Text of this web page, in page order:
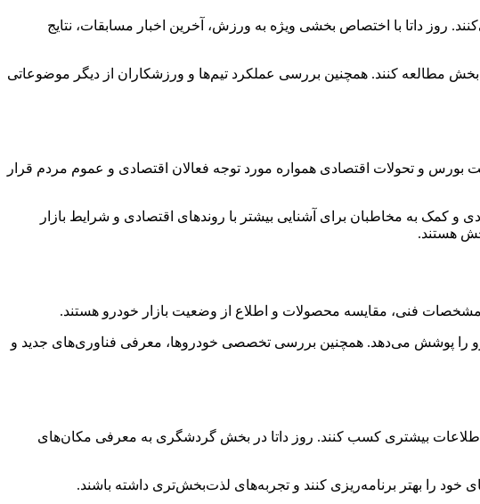
روز داتا با اختصاص بخشی ویژه به ورزش، آخرین اخبار مسابقات، نتایج
بخش مطالعه کنند. همچنین بررسی عملکرد تیم‌ها و ورزشکاران از دیگر موضوعاتی
بورس و تحولات اقتصادی همواره مورد توجه فعالان اقتصادی و عموم مردم قرار
و کمک به مخاطبان برای آشنایی بیشتر با روندهای اقتصادی و شرایط بازار
هستند.
مشخصات فنی، مقایسه محصولات و اطلاع از وضعیت بازار خودرو هستند.
را پوشش می‌دهد. همچنین بررسی تخصصی خودروها، معرفی فناوری‌های جدید و
بیشتری کسب کنند. روز داتا در بخش گردشگری به معرفی مکان‌های
را بهتر برنامه‌ریزی کنند و تجربه‌های لذت‌بخش‌تری داشته باشند.